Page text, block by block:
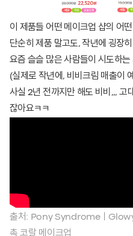
이 제품들 어떤 메이크업 샵의 어
단순히 제품 말고도, 작년에 굉장
요즘 슬슬 많은 사람들이 시도하
(실제로 작년에, 비비크림 매출이
사실 2년 전까지만 해도 비비,,, 고
잖아요ㅋㅋ
출처: Pony Syndromeㅣ
촉 코랄 메이크업